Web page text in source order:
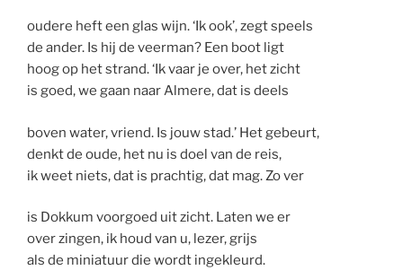
oudere heft een glas wijn. ‘Ik ook’, zegt speels
de ander. Is hij de veerman? Een boot ligt
hoog op het strand. ‘Ik vaar je over, het zicht
is goed, we gaan naar Almere, dat is deels
boven water, vriend. Is jouw stad.’ Het gebeurt,
denkt de oude, het nu is doel van de reis,
ik weet niets, dat is prachtig, dat mag. Zo ver
is Dokkum voorgoed uit zicht. Laten we er
over zingen, ik houd van u, lezer, grijs
als de miniatuur die wordt ingekleurd.